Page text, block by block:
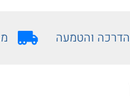
הדרכה והטמעה